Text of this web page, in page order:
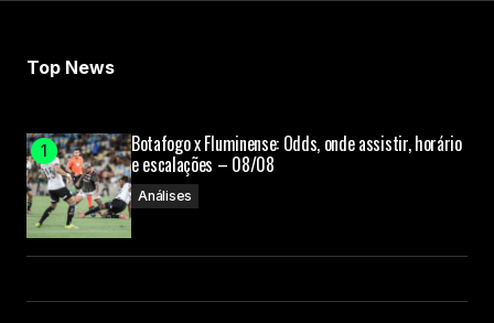
Top News
Botafogo x Fluminense: Odds, onde assistir, horário
e escalações – 08/08
Análises